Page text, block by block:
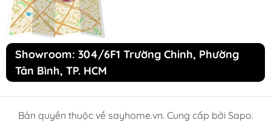
Showroom: 304/6F1 Trường Chinh, Phường
Tân Bình, TP. HCM
Bản quyền thuộc về sayhome.vn. Cung cấp bởi Sapo.